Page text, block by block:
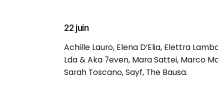
22 juin
Achille Lauro, Elena D’Elia, Elettra
Lda & Aka 7even, Mara Sattei, Marco
Sarah Toscano, Sayf, The Bausa.